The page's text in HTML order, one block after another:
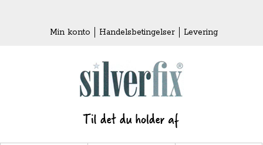
Min konto Handelsbetingelser Levering